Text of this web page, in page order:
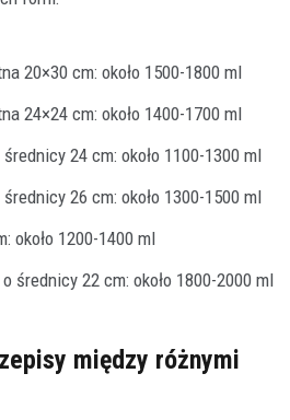
20×30 cm: około 1500-1800 ml
24×24 cm: około 1400-1700 ml
średnicy 24 cm: około 1100-1300 ml
średnicy 26 cm: około 1300-1500 ml
około 1200-1400 ml
średnicy 22 cm: około 1800-2000 ml
między różnymi